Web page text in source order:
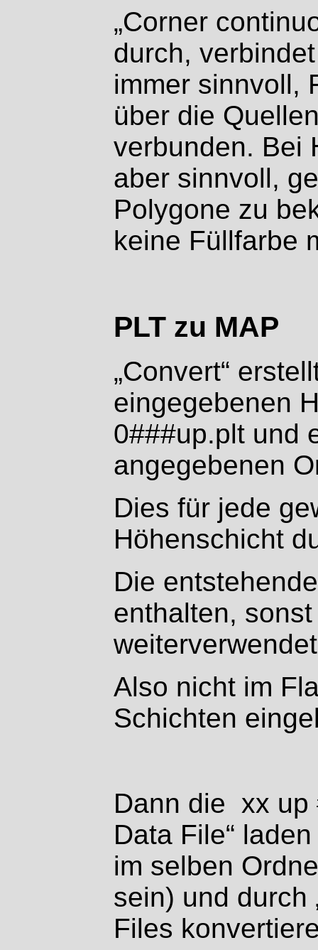
„Corner
durch,
immer sinnvoll,
über die
verbunden. Bei
aber sinnvoll,
Polygone zu
keine Füllfarbe
PLT zu MAP
„Convert“
eingegebenen
0###up.plt und
angegebenen
Dies für jede
Höhenschicht
Die
enthalten,
Also nicht im
Schichten
Dann die xx up
Data File“
im selben
sein) und durch
Files